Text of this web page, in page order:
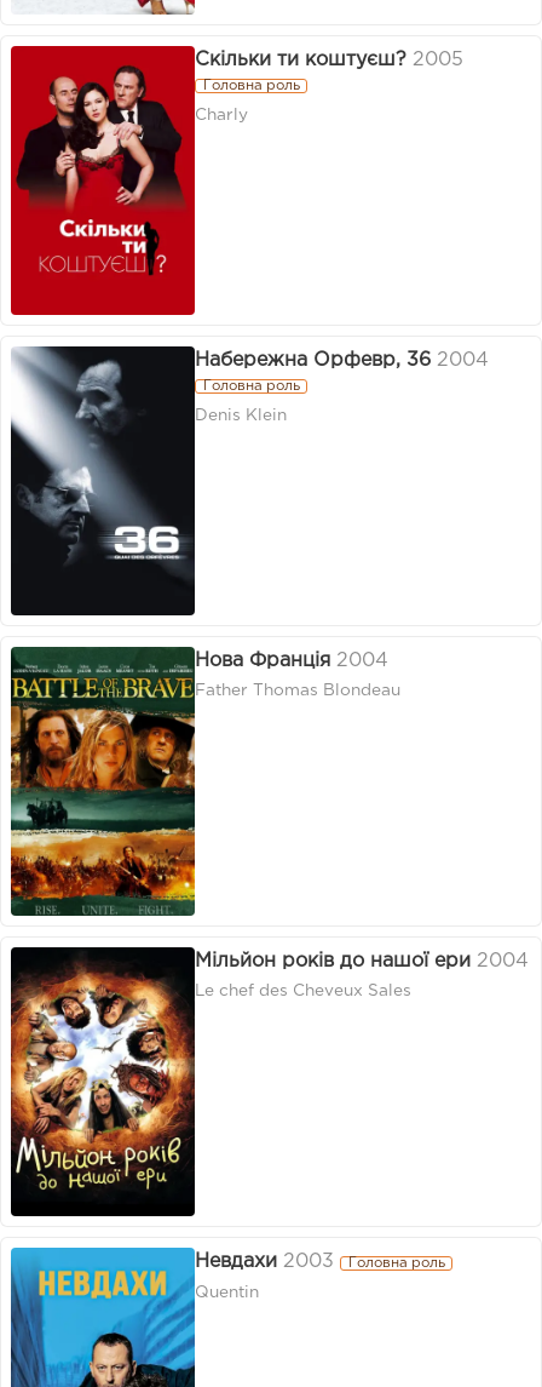
Скільки ти коштуєш? 2005
Головна роль
Charly
Набережна Орфевр, 36 2004
Головна роль
Denis Klein
Нова Франція 2004
Father Thomas Blondeau
Мільйон років до нашої ери 2004
Le chef des Cheveux Sales
Невдахи 2003 Головна роль
Quentin